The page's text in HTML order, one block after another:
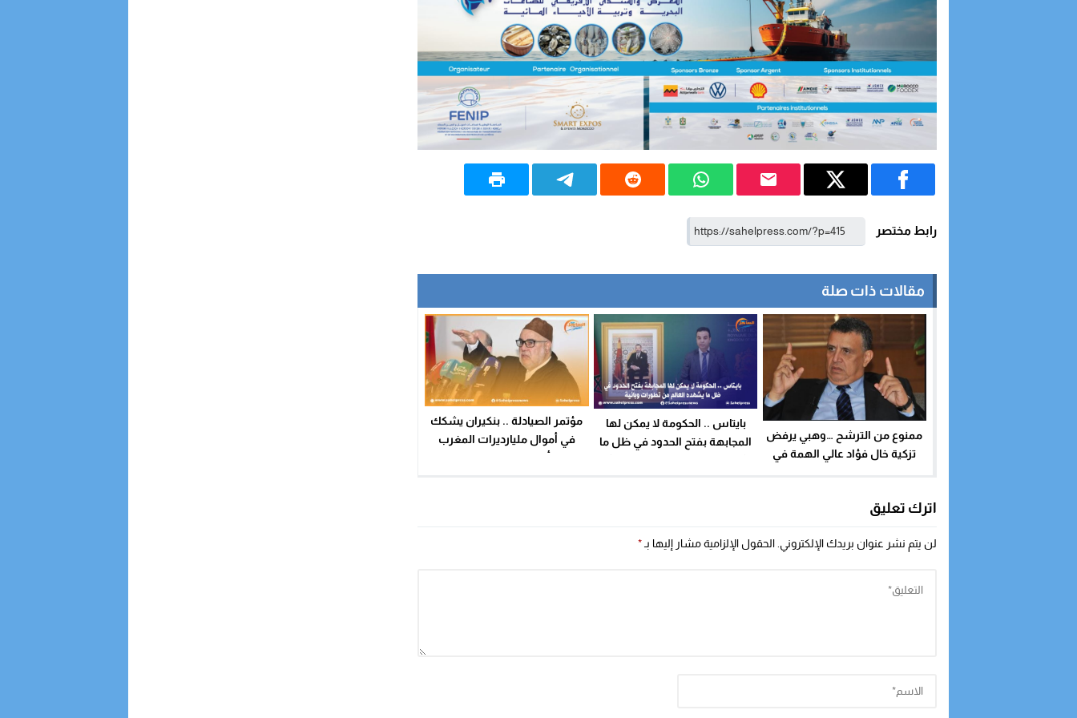
رابط مختصر
مقالات ذات صلة
ممنوع من الترشح …وهبي يرفض
تزكية خال فؤاد عالي الهمة في
بايتاس .. الحكومة لا يمكن لها
المجابهة بفتح الحدود في ظل ما
مؤتمر الصيادلة .. بنكيران يشكك
في أموال مليارديرات المغرب
اترك تعليق
لن يتم نشر عنوان بريدك الإلكتروني. الحقول الإلزامية مشار إليها بـ *